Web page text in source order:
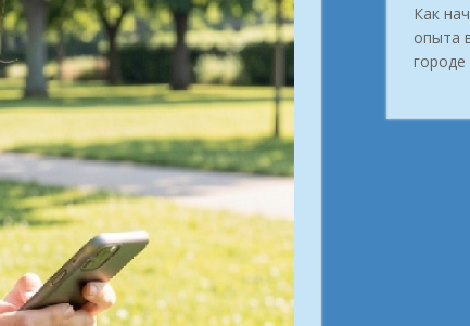
Как
опыта